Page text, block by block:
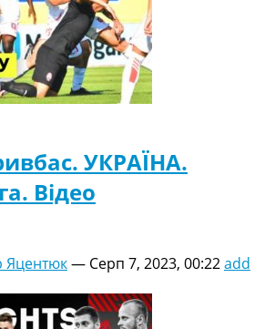
УКРАЇНА.
Відео
Яцентюк— Серп 7, 2023, 00:22add